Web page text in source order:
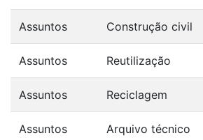
Assuntos Construção civil
Assuntos Reutilização
Assuntos Reciclagem
Assuntos Arquivo técnico